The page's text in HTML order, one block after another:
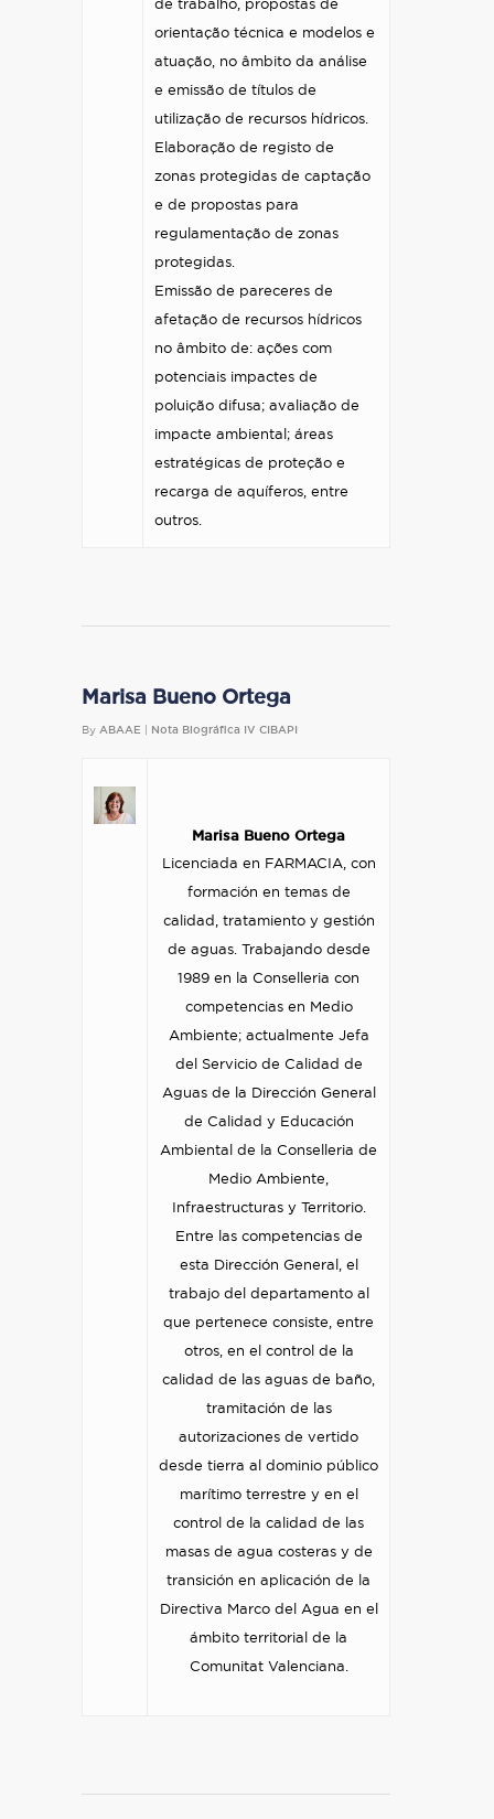
de trabalho, propostas de
orientação técnica e modelos e
atuação, no âmbito da análise
e emissão de títulos de
utilização de recursos hídricos.
Elaboração de registo de
zonas protegidas de captação
e de propostas para
regulamentação de zonas
protegidas.
Emissão de pareceres de
afetação de recursos hídricos
no âmbito de: ações com
potenciais impactes de
poluição difusa; avaliação de
impacte ambiental; áreas
estratégicas de proteção e
recarga de aquíferos, entre
outros.
Marisa Bueno Ortega
By ABAAE Nota Biográfica IV CIBAPI
Marisa Bueno Ortega
Licenciada en FARMACIA, con
formación en temas de
calidad, tratamiento y gestión
de aguas. Trabajando desde
1989 en la Conselleria con
competencias en Medio
Ambiente; actualmente Jefa
del Servicio de Calidad de
Aguas de la Dirección General
de Calidad y Educación
Ambiental de la Conselleria de
Medio Ambiente,
Infraestructuras y Territorio.
Entre las competencias de
esta Dirección General, el
trabajo del departamento al
que pertenece consiste, entre
otros, en el control de la
calidad de las aguas de baño,
tramitación de las
autorizaciones de vertido
desde tierra al dominio público
marítimo terrestre y en el
control de la calidad de las
masas de agua costeras y de
transición en aplicación de la
Directiva Marco del Agua en el
ámbito territorial de la
Comunitat Valenciana.